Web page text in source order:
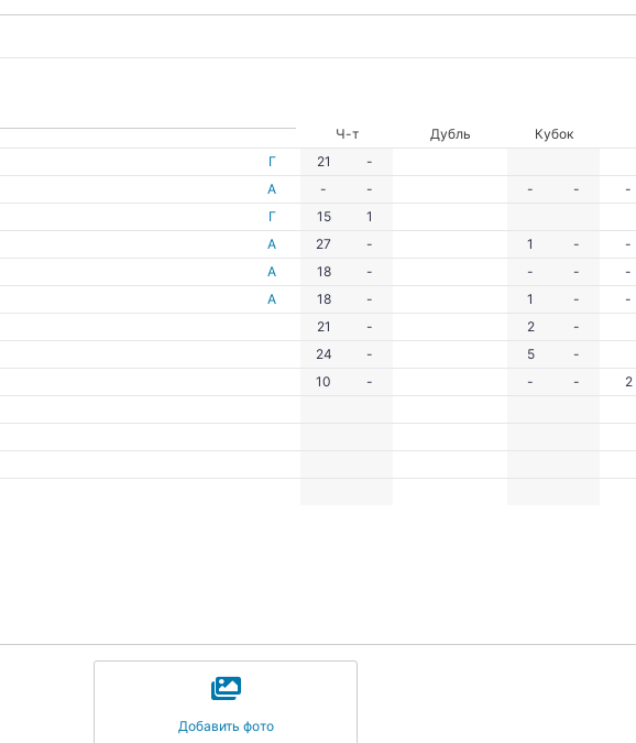
Ч-т Дубль Кубок
Г 21
-
А - - - - -
Г 15
1
А 27 - 1 - -
А 18 - - - -
А 18 - 1 - -
21 - 2 -
24 - 5
-
10 - - - 2
Добавить фото